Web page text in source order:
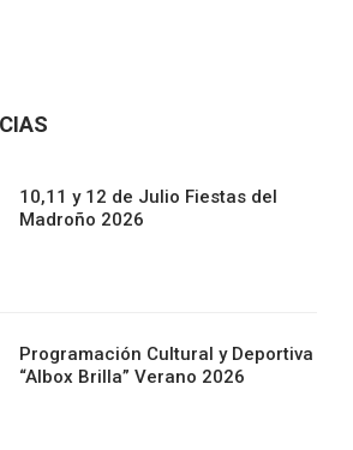
10,11 y 12 de Julio Fiestas del
Madroño 2026
Programación Cultural y Deportiva
“Albox Brilla” Verano 2026